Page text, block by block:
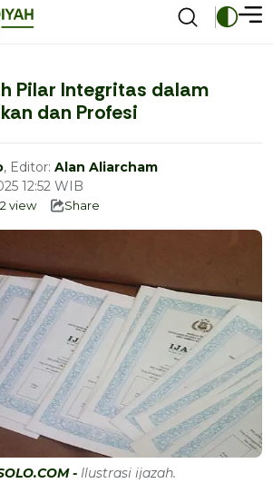
Pilar Integritas dalam
dan Profesi
, Editor: Alan Aliarcham
12:52 WIB
view Share
- Ilustrasi ijazah.